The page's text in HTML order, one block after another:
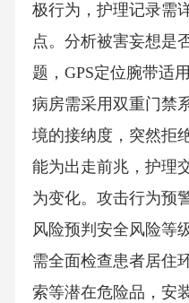
极行为，护理记录需
点。分析被害妄想是
题，GPS定位腕带适
病房需采用双重门禁
境的接纳度，突然拒
能为出走前兆，护理
为变化。攻击行为预
风险预判安全风险等
需全面检查患者居住
索等潜在危险品，安